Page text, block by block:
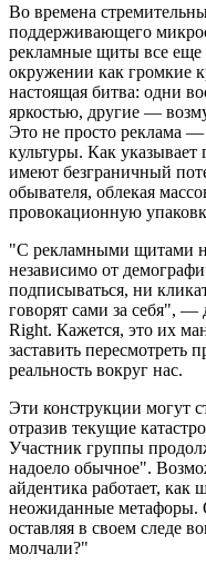
Во времена
поддерживающего
рекламные щиты все еще
окружении как громкие
настоящая битва: одни
яркостью, другие —
Это не просто реклама —
культуры. Как
имеют безграничный
обывателя, облекая
провокационную
"С рекламными щитами
независимо от
подписываться, ни
говорят сами за себя", —
Right. Кажется, это их
заставить пересмотреть
реальность вокруг нас.
Эти конструкции могут
отразив текущие
Участник группы
надоело обычное".
айдентика работает, как
неожиданные метафоры.
оставляя в своем следе
молчали?"